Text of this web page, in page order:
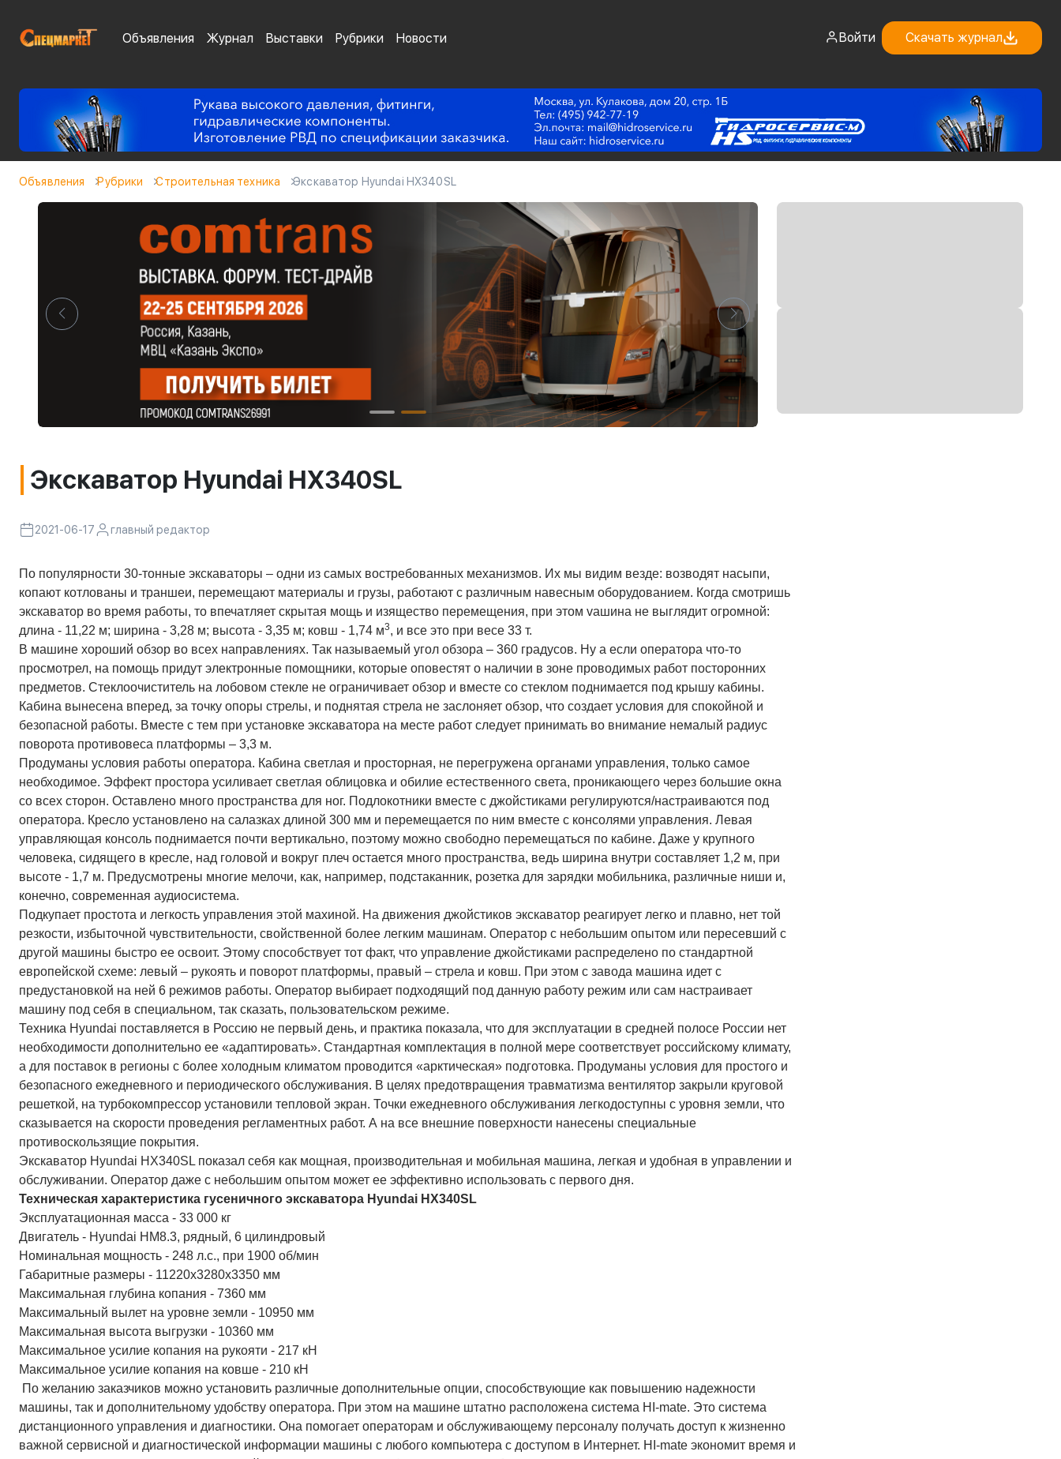
Объявления Журнал Выставки Рубрики Новости Войти Скачать журнал
Объявления Рубрики Cтроительная техника Экскаватор Hyundai HX340SL
Экскаватор Hyundai HX340SL
2021-06-17 главный редактор
По популярности 30-тонные экскаваторы – одни из самых востребованных механизмов. Их мы видим везде: возводят насыпи,
копают котлованы и траншеи, перемещают материалы и грузы, работают с различным навесным оборудованием. Когда смотришь
экскаватор во время работы, то впечатляет скрытая мощь и изящество перемещения, при этом vашина не выглядит огромной:
длина - 11,22 м; ширина - 3,28 м; высота - 3,35 м; ковш - 1,74 м3, и все это при весе 33 т.
В машине хороший обзор во всех направлениях. Так называемый угол обзора – 360 градусов. Ну а если оператора что-то
просмотрел, на помощь придут электронные помощники, которые оповестят о наличии в зоне проводимых работ посторонних
предметов. Стеклоочиститель на лобовом стекле не ограничивает обзор и вместе со стеклом поднимается под крышу кабины.
Кабина вынесена вперед, за точку опоры стрелы, и поднятая стрела не заслоняет обзор, что создает условия для спокойной и
безопасной работы. Вместе с тем при установке экскаватора на месте работ следует принимать во внимание немалый радиус
поворота противовеса платформы – 3,3 м.
Продуманы условия работы оператора. Кабина светлая и просторная, не перегружена органами управления, только самое
необходимое. Эффект простора усиливает светлая облицовка и обилие естественного света, проникающего через большие окна
со всех сторон. Оставлено много пространства для ног. Подлокотники вместе с джойстиками регулируются/настраиваются под
оператора. Кресло установлено на салазках длиной 300 мм и перемещается по ним вместе с консолями управления. Левая
управляющая консоль поднимается почти вертикально, поэтому можно свободно перемещаться по кабине. Даже у крупного
человека, сидящего в кресле, над головой и вокруг плеч остается много пространства, ведь ширина внутри составляет 1,2 м, при
высоте - 1,7 м. Предусмотрены многие мелочи, как, например, подстаканник, розетка для зарядки мобильника, различные ниши и,
конечно, современная аудиосистема.
Подкупает простота и легкость управления этой махиной. На движения джойстиков экскаватор реагирует легко и плавно, нет той
резкости, избыточной чувствительности, свойственной более легким машинам. Оператор с небольшим опытом или пересевший с
другой машины быстро ее освоит. Этому способствует тот факт, что управление джойстиками распределено по стандартной
европейской схеме: левый – рукоять и поворот платформы, правый – стрела и ковш. При этом с завода машина идет с
предустановкой на ней 6 режимов работы. Оператор выбирает подходящий под данную работу режим или сам настраивает
машину под себя в специальном, так сказать, пользовательском режиме.
Техника Hyundai поставляется в Россию не первый день, и практика показала, что для эксплуатации в средней полосе России нет
необходимости дополнительно ее «адаптировать». Стандартная комплектация в полной мере соответствует российскому климату,
а для поставок в регионы с более холодным климатом проводится «арктическая» подготовка. Продуманы условия для простого и
безопасного ежедневного и периодического обслуживания. В целях предотвращения травматизма вентилятор закрыли круговой
решеткой, на турбокомпрессор установили тепловой экран. Точки ежедневного обслуживания легкодоступны с уровня земли, что
сказывается на скорости проведения регламентных работ. А на все внешние поверхности нанесены специальные
противоскользящие покрытия.
Экскаватор Hyundai HX340SL показал себя как мощная, производительная и мобильная машина, легкая и удобная в управлении и
обслуживании. Оператор даже с небольшим опытом может ее эффективно использовать с первого дня.
Техническая характеристика гусеничного экскаватора Hyundai HX340SL
Эксплуатационная масса - 33 000 кг
Двигатель - Hyundai HM8.3, рядный, 6 цилиндровый
Номинальная мощность - 248 л.с., при 1900 об/мин
Габаритные размеры - 11220х3280х3350 мм
Максимальная глубина копания - 7360 мм
Максимальный вылет на уровне земли - 10950 мм
Максимальная высота выгрузки - 10360 мм
Максимальное усилие копания на рукояти - 217 кН
Максимальное усилие копания на ковше - 210 кН
По желанию заказчиков можно установить различные дополнительные опции, способствующие как повышению надежности
машины, так и дополнительному удобству оператора. При этом на машине штатно расположена система HI-mate. Это система
дистанционного управления и диагностики. Она помогает операторам и обслуживающему персоналу получать доступ к жизненно
важной сервисной и диагностической информации машины с любого компьютера с доступом в Интернет. HI-mate экономит время и